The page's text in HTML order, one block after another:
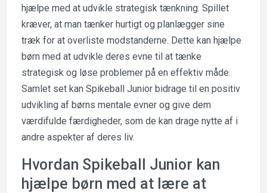
hjælpe med at udvikle strategisk tænkning. Spillet
kræver, at man tænker hurtigt og planlægger sine
træk for at overliste modstanderne. Dette kan hjælpe
børn med at udvikle deres evne til at tænke
strategisk og løse problemer på en effektiv måde.
Samlet set kan Spikeball Junior bidrage til en positiv
udvikling af børns mentale evner og give dem
værdifulde færdigheder, som de kan drage nytte af i
andre aspekter af deres liv.
Hvordan Spikeball Junior kan
hjælpe børn med at lære at